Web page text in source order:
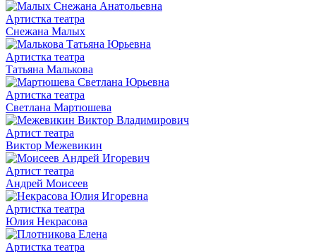
Артистка театра
Снежана Малых
Артистка театра
Татьяна Малькова
Артистка театра
Светлана Мартюшева
Артист театра
Виктор Межевикин
Артист театра
Андрей Моисеев
Артистка театра
Юлия Некрасова
Артистка театра